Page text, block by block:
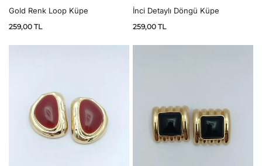
Gold Renk Loop Küpe
259,00 TL
İnci Detaylı Döngü Küpe
259,00 TL